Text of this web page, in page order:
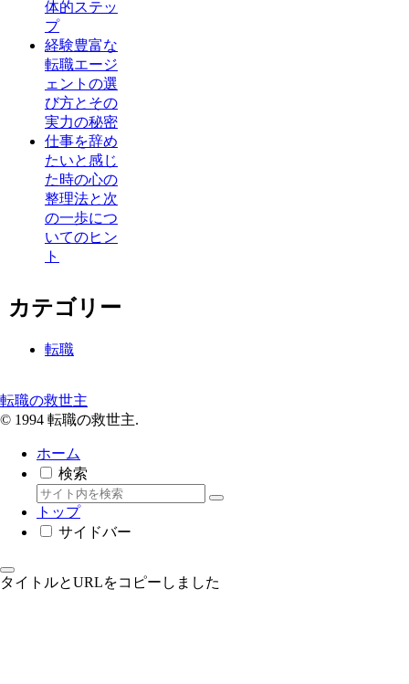
体的ステッ
プ
経験豊富な
転職エージ
ェントの選
び方とその
実力の秘密
仕事を辞め
たいと感じ
た時の心の
整理法と次
の一歩につ
いてのヒン
ト
カテゴリー
転職
転職の救世主
© 1994 転職の救世主.
ホーム
検索
トップ
サイドバー
タイトルとURLをコピーしました